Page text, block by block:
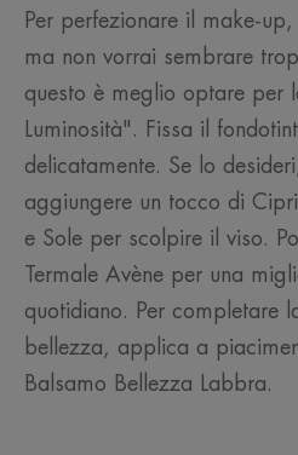
Per perfezionare il make-
ma non vorrai sembrare
questo è meglio optare per
Luminosità". Fissa il
delicatamente. Se lo
aggiungere un tocco di
e Sole per scolpire il viso.
Termale Avène per una
quotidiano. Per completare
bellezza, applica a
Balsamo Bellezza Labbra.